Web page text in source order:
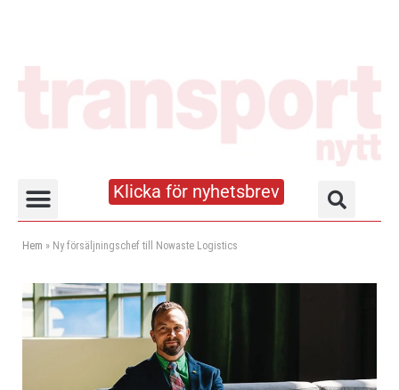
Klicka för nyhetsbrev
Hem » Ny försäljningschef till Nowaste Logistics